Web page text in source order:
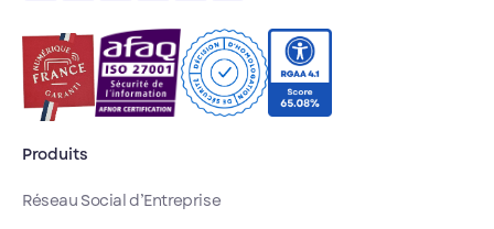
Produits
Réseau Social d’Entreprise